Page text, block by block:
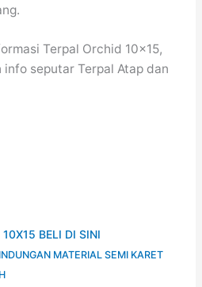
Terpal Orchid 10×15,
seputar Terpal Atap dan
BELI DI SINI
MATERIAL SEMI KARET